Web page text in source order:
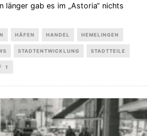
länger gab es im „Astoria“ nichts
HÄFEN HANDEL HEMELINGEN
STADTENTWICKLUNG STADTTEILE
1